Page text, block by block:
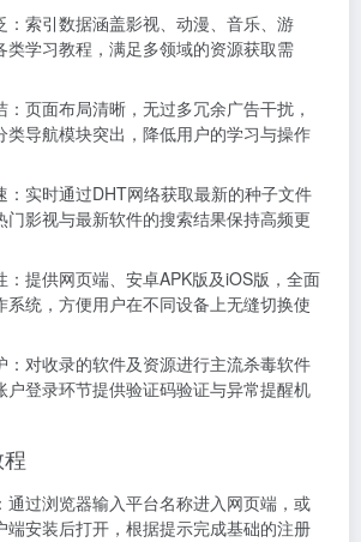
：索引数据涵盖影视、动漫、音乐、游
类学习教程，满足多领域的资源获取需
：页面布局清晰，无过多冗余广告干扰，
类导航模块突出，降低用户的学习与操作
：实时通过DHT网络获取最新的种子文件
门影视与最新软件的搜索结果保持高频更
：提供网页端、安卓APK版及iOS版，全面
系统，方便用户在不同设备上无缝切换使
：对收录的软件及资源进行主流杀毒软件
户登录环节提供验证码验证与异常提醒机
通过浏览器输入平台名称进入网页端，或
端安装后打开，根据提示完成基础的注册